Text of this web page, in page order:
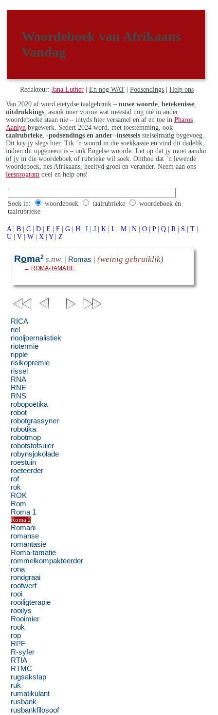
Woordeboek van Afrikaans
Vandag
Redakteur:Jana Luther |En nog WAT |Podsendings |Help ons
Van 2020 af word eietydse taalgebruik –nuwe woorde ,betekenisse
uitdrukkings , asook ouer vorme wat meestal nog nié in ander
woordeboeke staan nie – intyds hier versamel en af en toe inPharos
Aanlyn bygewerk. Sedert 2024 word, met toestemming, ook
taalrubrieke ,-podsendings en ander -insetsels stelselmatig bygevoeg.
Dit kry jy slegs hier. Tik ’n woord in die soekkassie en vind dit dadelik,
indien dit opgeneem is – ook Engelse woorde. Let op dat jy moet aandui
of jy in die woordeboek of rubrieke wil soek. Onthou dat ’n lewende
woordeboek, nes Afrikaans, heeltyd groei en verander. Neem aan ons
leesprogram deel en help ons!
Soek in: woordeboek taalrubrieke
woordeboek én
taalrubrieke
A | B | C | D | E | F | G | H | I | J | K | L | M | N | O | P | Q | R | S | T |
U | V | W | X | Y | Z
Roma2 s.nw. | Romas | (weinig gebruiklik)
→ ROMA-TAMATIE
RICA
riel
riooljoernalistiek
riotermie
ripple
risikopremie
rissel
RNA
RNE
RNS
robopoëtika
robot
robotgrassyner
robotika
robotmop
robotstofsuier
robynsjokolade
roestuin
roeteerder
rof
rok
ROK
Rom
Roma 1
Roma 2
Romani
romanse
romantasie
Roma-tamatie
rommelkompakteerder
rona
rondgraai
roofwerf
rooi
rooiligterapie
rooilys
Rooimier
rook
rop
RPE
R-syfer
RTIA
RTMC
rugsakstap
ruk
rumatikulant
rusbank-
rusbankfilosoof